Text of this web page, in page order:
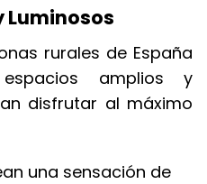
Luminosos
rurales de España
amplios y
disfrutar al máximo
una sensación de